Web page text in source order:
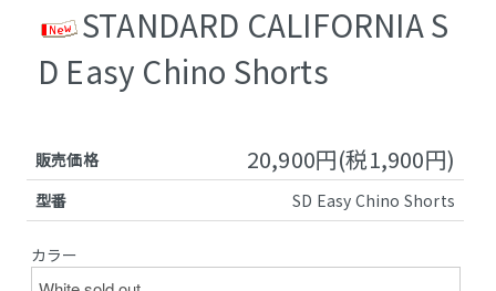
STANDARD CALIFORNIA S
D Easy Chino Shorts
販売価格 20,900円(税1,900円)
型番 SD Easy Chino Shorts
カラー